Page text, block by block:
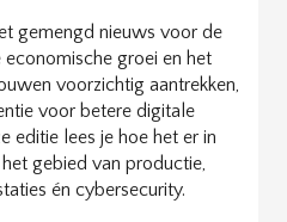
gemengd nieuws voor de
economische groei en het
voorzichtig aantrekken,
voor betere digitale
editie lees je hoe het er in
gebied van productie,
én cybersecurity.